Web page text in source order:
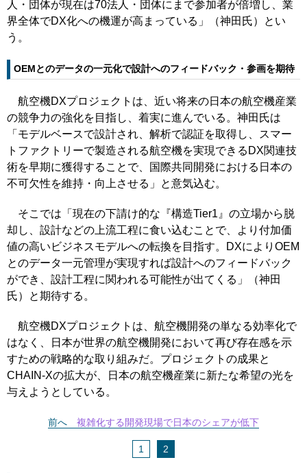
人・団体が現在は70法人・団体にまで参加者が倍増し、業
界全体でDX化への機運が高まっている」（神田氏）とい
う。
OEMとのデータの一元化で設計へのフィードバック・参画を期待
航空機DXプロジェクトは、近い将来の日本の航空機産業
の競争力の強化を目指し、着実に進んでいる。神田氏は
「モデルベースで設計され、解析で認証を取得し、スマー
トファクトリーで製造される航空機を実現できるDX関連技
術を早期に獲得することで、国際共同開発における日本の
不可欠性を維持・向上させる」と意気込む。
そこでは「現在の下請け的な『構造Tier1』の立場から脱
却し、設計などの上流工程に食い込むことで、より付加価
値の高いビジネスモデルへの転換を目指す。DXによりOEM
とのデータ一元管理が実現すれば設計へのフィードバック
ができ、設計工程に関われる可能性が出てくる」（神田
氏）と期待する。
航空機DXプロジェクトは、航空機開発の単なる効率化で
はなく、日本が世界の航空機開発において再び存在感を示
すための戦略的な取り組みだ。プロジェクトの成果と
CHAIN-Xの拡大が、日本の航空機産業に新たな希望の光を
与えようとしている。
前へ 複雑化する開発現場で日本のシェアが低下
1 2